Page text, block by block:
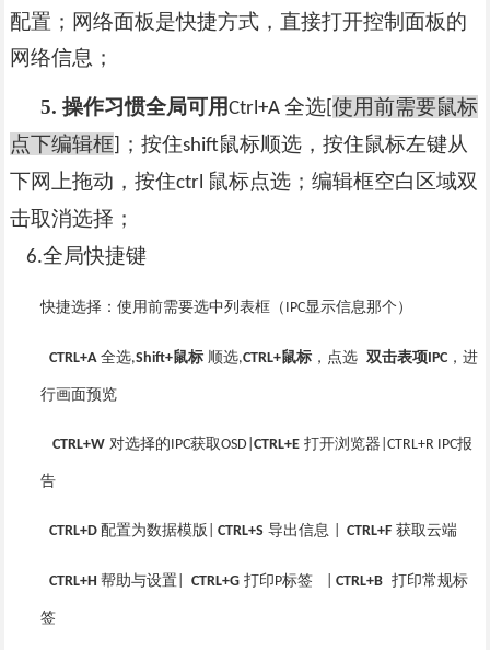
配置；网络面板是快捷方式，直接打开控制面板的
网络信息；
5. 操作习惯全局可用Ctrl+A 全选[ 使用前需要鼠标
点下编辑框] ；按住shift鼠标顺选，按住鼠标左键从
下网上拖动，按住ctrl 鼠标点选；编辑框空白区域双
击取消选择；
6.全局快捷键
快捷选择：使用前需要选中列表框（ IPC显示信息那个）
CTRL+A 全选,Shift+鼠标 顺选,CTRL+鼠标，点选 双击表项 IPC，进
行画面预览
CTRL+W 对选择的 IPC获取OSD| CTRL+E 打开浏览器 |CTRL+R IPC报
告
CTRL+D 配置为数据模版 CTRL+S 导出信息 CTRL+F 获取云端
CTRL+H 帮助与设置| CTRL+G 打印 P标签 CTRL+B 打印常规标
签